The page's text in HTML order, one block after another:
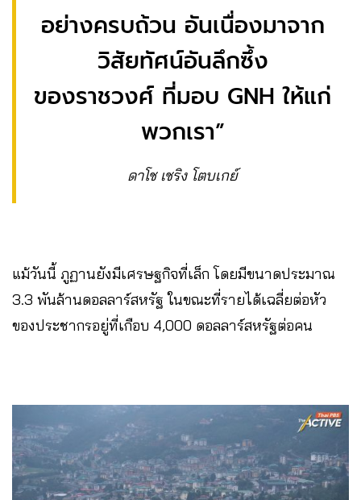
อย่างครบถ้วน อันเนื่องมาจาก
วิสัยทัศน์อันลึกซึ้ง
ของราชวงศ์ ที่มอบ GNH ให้แก่
พวกเรา”
ดาโช เชริง โตบเกย์
แม้วันนี้ ภูฏานยังมีเศรษฐกิจที่เล็ก โดยมีขนาดประมาณ
3.3 พันล้านดอลลาร์สหรัฐ ในขณะที่รายได้เฉลี่ยต่อหัว
ของประชากรอยู่ที่เกือบ 4,000 ดอลลาร์สหรัฐต่อคน